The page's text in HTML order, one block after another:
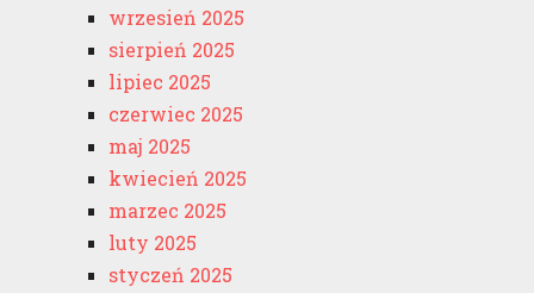
wrzesień 2025
sierpień 2025
lipiec 2025
czerwiec 2025
maj 2025
kwiecień 2025
marzec 2025
luty 2025
styczeń 2025